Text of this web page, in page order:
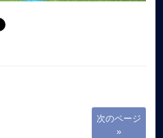
次のページ
»